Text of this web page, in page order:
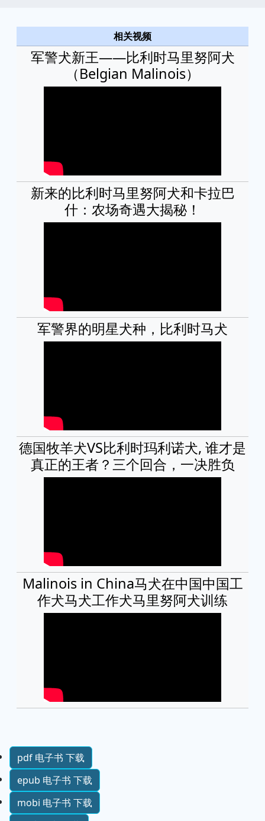
相关视频
军警犬新王——比利时马里努阿犬
（Belgian Malinois）
新来的比利时马里努阿犬和卡拉巴
什：农场奇遇大揭秘！
军警界的明星犬种，比利时马犬
德国牧羊犬VS比利时玛利诺犬, 谁才是
真正的王者？三个回合，一决胜负
Malinois in China马犬在中国中国工
作犬马犬工作犬马里努阿犬训练
pdf 电子书 下载
epub 电子书 下载
mobi 电子书 下载